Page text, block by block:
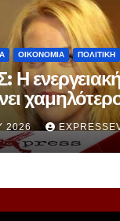
ΟΙΚΟΝΟΜΙΑ ΠΟΛΙΤΙΚΗ
Η
ούτε
2026